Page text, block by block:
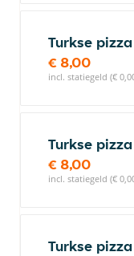
Turkse
€ 8,00
incl. statiegeld (€
Turkse
€ 8,00
incl. statiegeld (€
Turkse